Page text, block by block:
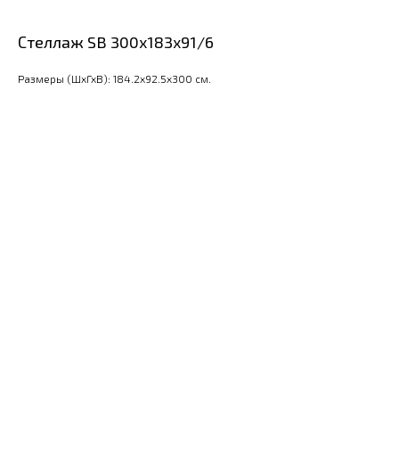
Стеллаж SB 300x183x91/6
Размеры (ШхГхВ): 184.2x92.5x300 см.